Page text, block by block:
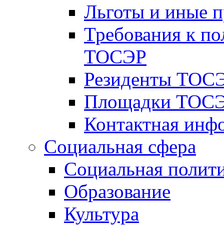
Льготы и иные
Требования к
ТОСЭР
Резиденты
Площадки
Контактная
Социальная сфера
Социальная
Образование
Культура